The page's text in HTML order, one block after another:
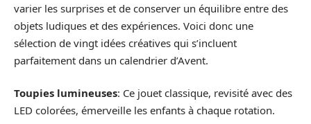
varier les surprises et de conserver un équilibre entre des
objets ludiques et des expériences. Voici donc une
sélection de vingt idées créatives qui s’incluent
parfaitement dans un calendrier d’Avent.
Toupies lumineuses: Ce jouet classique, revisité avec des
LED colorées, émerveille les enfants à chaque rotation.